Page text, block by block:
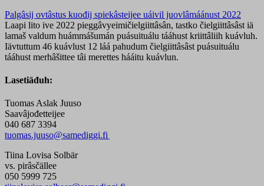
Palgâsij ovtâstus kuođij spiekâsteijee uáivil juovlâmáánust 2022
Laapi lito ive 2022 pieggâvyeimičielgiittâsân, tastko čielgiittâsâst iä
lamaš valdum huámmášumán puásuituálu tááhust kriittâliih kuávluh.
Iävtuttum 46 kuávlust 12 láá pahudum čielgiittâsâst puásuituálu
tááhust merhâšittee tâi merettes hááitu kuávlun.
Lasetiäđuh:
Tuomas Aslak Juuso
Saavâjođetteijee
040 687 3394
tuomas.juuso@samediggi.fi
Tiina Lovisa Solbär
vs. pirâsčällee
050 5999 725